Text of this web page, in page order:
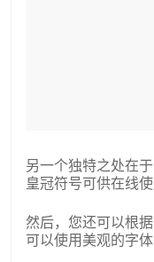
另一个独特之处在
皇冠符号可供在线
然后，您还可以根
可以使用美观的字